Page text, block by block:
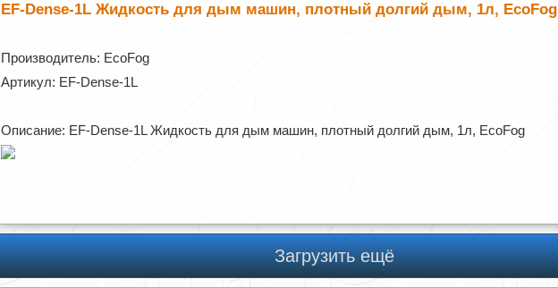
EF-Dense-1L Жидкость для дым машин, плотный долгий дым, 1л, EcoFog
Производитель: EcoFog
Артикул: EF-Dense-1L
Описание: EF-Dense-1L Жидкость для дым машин, плотный долгий дым, 1л, EcoFog
Загрузить ещё